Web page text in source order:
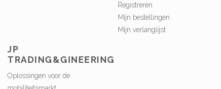
Registreren
Mijn bestellingen
Mijn verlanglijst
JP
TRADING&GINEERING
Oplossingen voor de